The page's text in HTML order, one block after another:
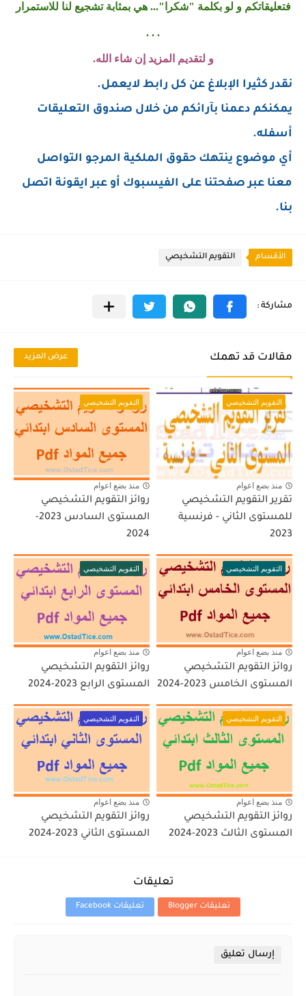
فتعليقاتكم و لو بكلمة "شكرا"... هي بمثابة تشجيع لنا للاستمرار
. . .
و لتقديم المزيد إن شاء الله.
نقدر كثيرا الإبلاغ عن كل رابط لايعمل.
يمكنكم دعمنا بآرائكم من خلال صندوق التعليقات
أسفله.
أي موضوع ينتهك حقوق الملكية المرجو التواصل
معنا عبر صفحتنا على الفيسبوك أو عبر ايقونة اتصل
بنا.
الأقسام التقويم التشخيصي
مقالات قد تهمك عرض المزيد
التقويم التشخيصي
منذ بضع اعوام
تقرير التقويم التشخيصي
للمستوى الثاني - فرنسية
2023
التقويم التشخيصي
منذ بضع اعوام
روائز التقويم التشخيصي
المستوى السادس 2023-
2024
التقويم التشخيصي
منذ بضع اعوام
روائز التقويم التشخيصي
المستوى الخامس 2023-2024
التقويم التشخيصي
منذ بضع اعوام
روائز التقويم التشخيصي
المستوى الرابع 2023-2024
التقويم التشخيصي
منذ بضع اعوام
روائز التقويم التشخيصي
المستوى الثالث 2023-2024
التقويم التشخيصي
منذ بضع اعوام
روائز التقويم التشخيصي
المستوى الثاني 2023-2024
تعليقات
تعليقات Blogger تعليقات Facebook
إرسال تعليق